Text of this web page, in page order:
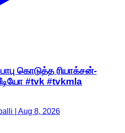
கொடுத்த ரியாக்சன்-
#tvk #tvkmla
| Aug 8, 2026